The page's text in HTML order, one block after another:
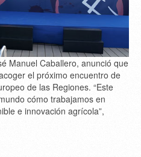
Manuel Caballero, anunció que
el próximo encuentro de
de las Regiones. “Este
cómo trabajamos en
e innovación agrícola”,